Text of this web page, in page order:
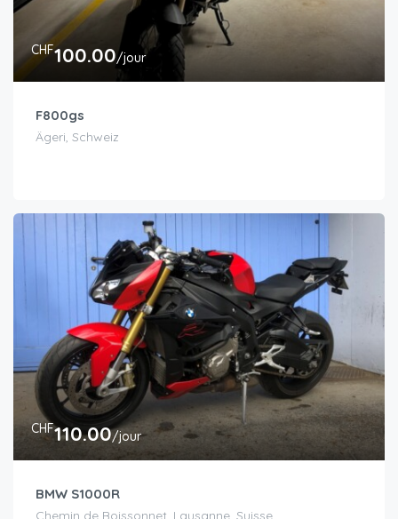
CHF100.00/jour
F800gs
Ägeri, Schweiz
CHF110.00/jour
BMW S1000R
Chemin de Boissonnet, Lausanne, Suisse